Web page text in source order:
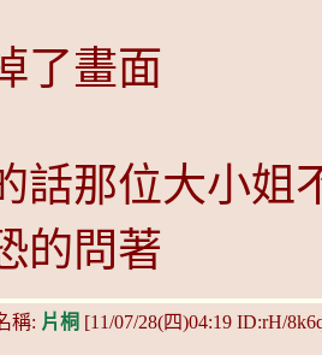
了畫面
話那位大小姐
的問著
稱: 片桐 [11/07/28(四)04:19 ID:rH/